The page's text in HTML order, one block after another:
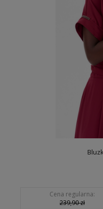
Cena regularna:
239,90 zł